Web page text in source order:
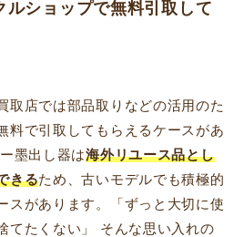
ルショップで無料引取して
取店では部品取りなどの活用のた
料で引取してもらえるケースがあ
墨出し器は海外リユース品とし
きるため、古いモデルでも積極的
スがあります。「ずっと大切に使
てたくない」 そんな思い入れの